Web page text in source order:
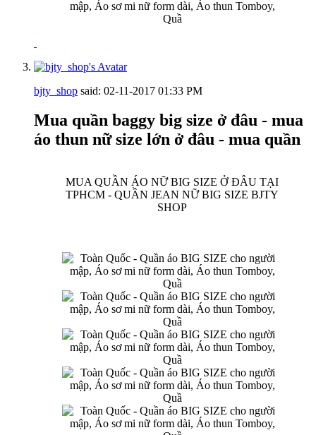
bjty_shop said: 02-11-2017 01:33 PM
Mua quần baggy big size ở đâu - mua
áo thun nữ size lớn ở đâu - mua quần
MUA QUẦN ÁO NỮ BIG SIZE Ở ĐÂU TẠI
TPHCM - QUẦN JEAN NỮ BIG SIZE BJTY
SHOP